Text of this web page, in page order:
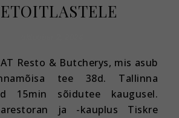
tee 38d. Tallinna
15min sõidutee kaugusel.
ja -kauplus Tiskre